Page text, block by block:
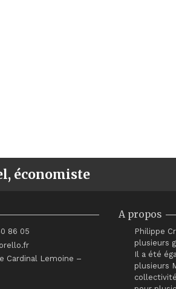
économiste
86 05
Cardinal Lemoine –
A propos
Philippe
plusieurs
Il a été
plusieurs